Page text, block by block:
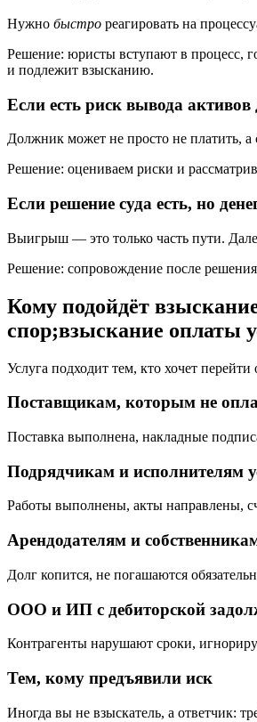
Нужно быстро реагировать на
Решение: юристы вступают в процесс,
и подлежит взысканию.
Если есть риск вывода
Должник может не просто не платить, а
Решение: оцениваем риски и
Если решение суда есть, но
Выигрыш — это только часть пути.
Решение: сопровождение после
Кому подойдёт
спор;взыскание оплаты
Услуга подходит тем, кто хочет
Поставщикам, которым не
Поставка выполнена, накладные
Подрядчикам и исполнителям
Работы выполнены, акты направлены,
Арендодателям и
Долг копится, не погашаются
ООО и ИП с дебиторской
Контрагенты нарушают сроки,
Тем, кому предъявили иск
Иногда вы не взыскатель, а ответчик: